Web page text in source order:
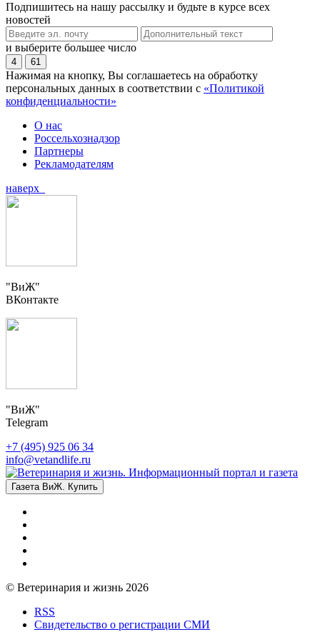
Подпишитесь на нашу рассылку и будьте в курсе всех
новостей
и выберите большее число
4 61
Нажимая на кнопку, Вы соглашаетесь на обработку
персональных данных в соответствии с «Политикой
конфиденциальности»
О нас
Россельхознадзор
Партнеры
Рекламодателям
наверх
"ВиЖ"
ВКонтакте
"ВиЖ"
Telegram
+7 (495) 925 06 34
info@vetandlife.ru
Газета ВиЖ. Купить
© Ветеринария и жизнь 2026
RSS
Свидетельство о регистрации СМИ